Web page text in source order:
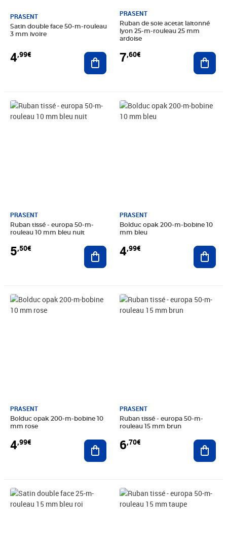
PRASENT
Satin double face 50-m-rouleau
3 mm ivoire
4,99€ Ajouter au panier
PRASENT
Ruban de soie acetat laitonné
lyon 25-m-rouleau 25 mm
ardoise
7,60€
PRASENT
Ruban tissé - europa 50-m-
rouleau 10 mm bleu nuit
5,50€
Prix 5,50€
Ajouter au panier
PRASENT
Bolduc opak 200-m-bobine 10
mm bleu
4,99€
Prix 4,99€
PRASENT
Bolduc opak 200-m-bobine 10
mm rose
4,99€
Prix 4,99€
Ajouter au panier
PRASENT
Ruban tissé - europa 50-m-
rouleau 15 mm brun
6,70€
Prix 6,70€
Prix 4,99€ Prix 6,70€